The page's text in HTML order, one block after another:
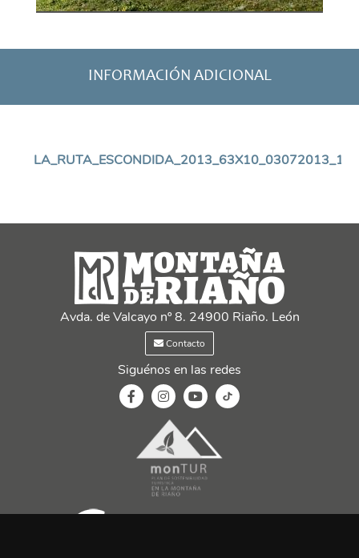
INFORMACIÓN ADICIONAL
Avda. de Valcayo nº 8. 24900 Riaño. León
Contacto
Siguénos en las redes